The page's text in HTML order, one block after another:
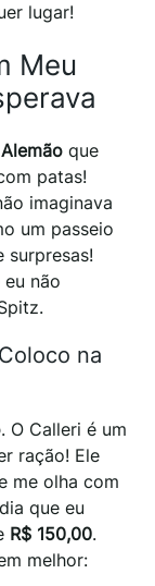
lugar!
Meu
que
patas!
imaginava
um passeio
surpresas!
não
na
. O Calleri é um
ração! Ele
me olha com
que eu
R$ 150,00.
melhor: